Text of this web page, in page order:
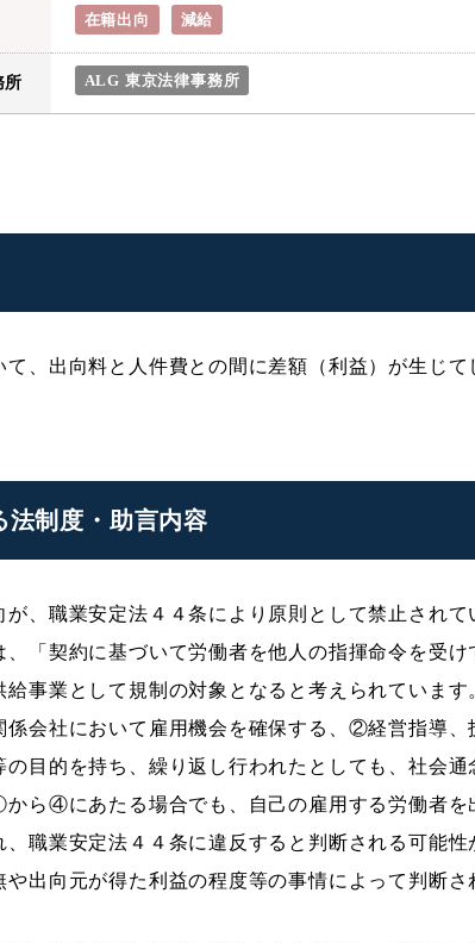
在籍出向 減給
所 ALG 東京法律事務所
て、出向料と人件費との間に差額（利益）が生じ
法制度・助言内容
が、職業安定法４４条により原則として禁止され
、「契約に基づいて労働者を他人の指揮命令を受
給事業として規制の対象となると考えられています
係会社において雇用機会を確保する、②経営指導
の目的を持ち、繰り返し行われたとしても、社会
ら④にあたる場合でも、自己の雇用する労働者
、職業安定法４４条に違反すると判断される可能
や出向元が得た利益の程度等の事情によって判断さ